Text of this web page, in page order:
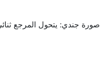
جندي: يتحول المرجع ثنائي